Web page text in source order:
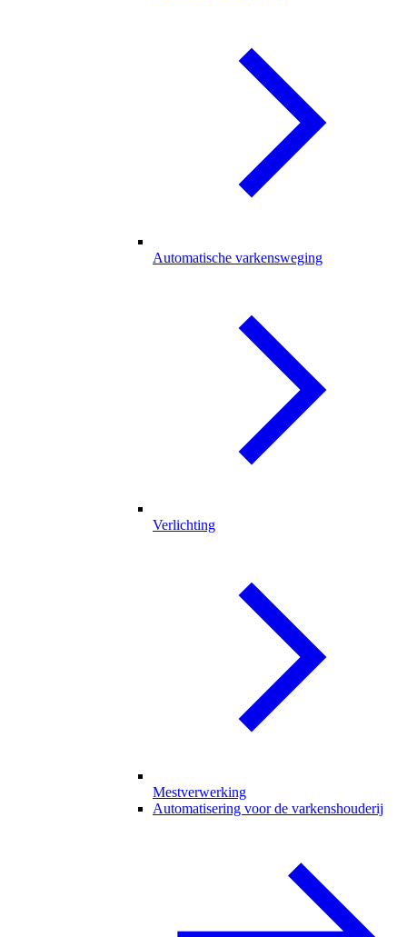
Automatische varkensweging
Verlichting
Mestverwerking
Automatisering voor de varkenshouderij